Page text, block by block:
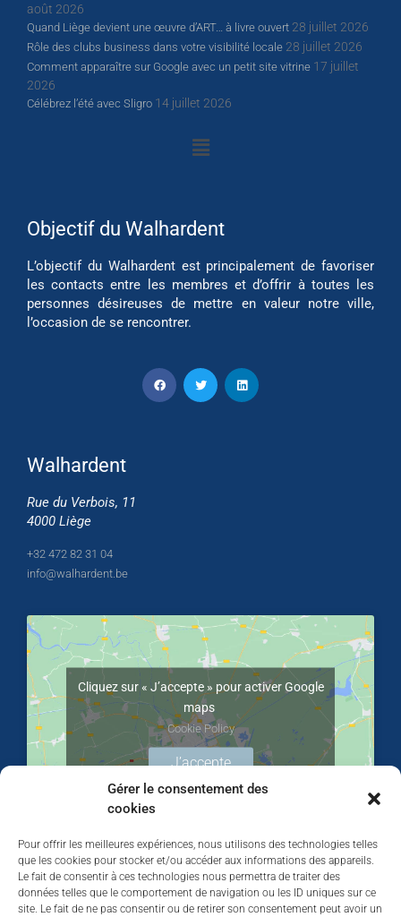
Gérer le consentement des
cookies
Pour offrir les meilleures expériences, nous utilisons des technologies telles
que les cookies pour stocker et/ou accéder aux informations des appareils.
Le fait de consentir à ces technologies nous permettra de traiter des
données telles que le comportement de navigation ou les ID uniques sur ce
site. Le fait de ne pas consentir ou de retirer son consentement peut avoir un
août 2026
Quand Liège devient une œuvre d’ART… à livre ouvert 28 juillet 2026
Rôle des clubs business dans votre visibilité locale 28 juillet 2026
Comment apparaître sur Google avec un petit site vitrine 17 juillet
2026
Célébrez l’été avec Sligro 14 juillet 2026
Objectif du Walhardent
L’objectif du Walhardent est principalement de favoriser
les contacts entre les membres et d’offrir à toutes les
personnes désireuses de mettre en valeur notre ville,
l’occasion de se rencontrer.
Walhardent
Rue du Verbois, 11
4000 Liège
+32 472 82 31 04
info@walhardent.be
Cliquez sur « J’accepte » pour activer Google
maps
Cookie Policy
J’accepte